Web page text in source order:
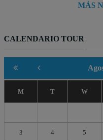
MÁS
CALENDARIO TOUR
M T W
3 4 5